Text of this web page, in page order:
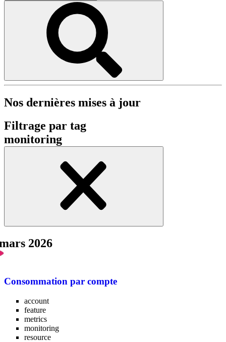
Nos dernières mises à jour
Filtrage par tag
monitoring
2026
Consommation par compte
account
feature
metrics
monitoring
resource